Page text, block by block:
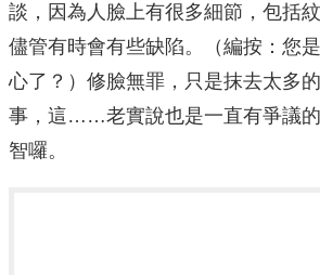
談，因為人臉上有很多細節，包括
儘管有時會有些缺陷。（編按：您
心了？）修臉無罪，只是抹去太多
事，這……老實說也是一直有爭議
智囉。